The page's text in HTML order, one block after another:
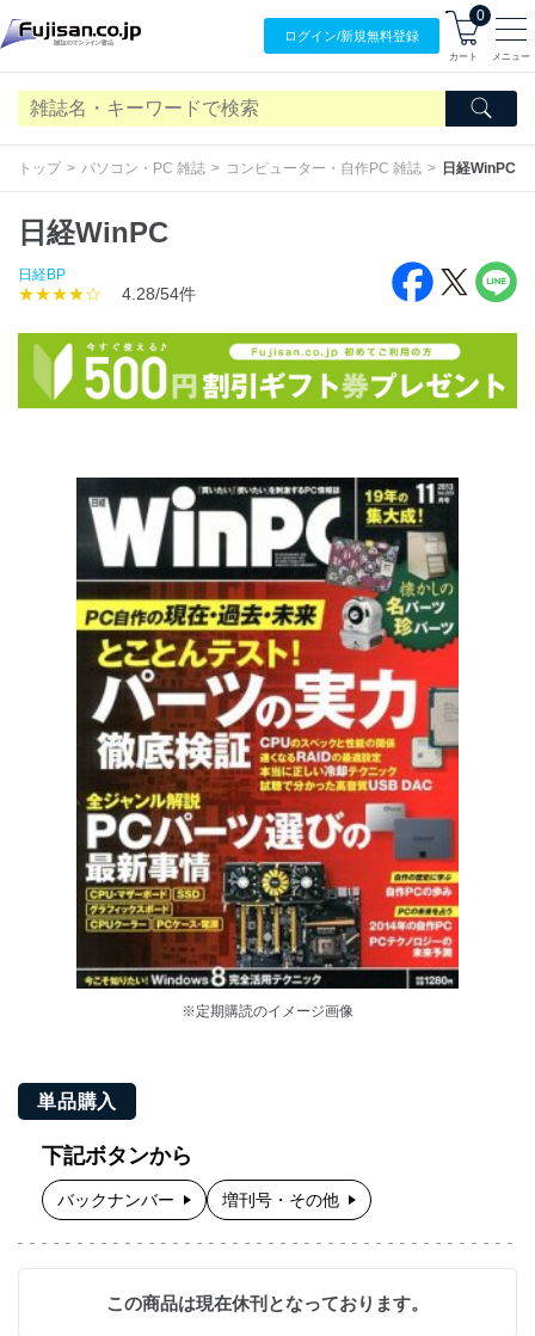
ログイン/新規無料登録
0
カート メニュー
トップ パソコン・PC 雑誌 コンピューター・自作PC 雑誌 日経WinPC
日経WinPC
日経BP
★★★★☆ 4.28/54件
※定期購読のイメージ画像
単品購入
下記ボタンから
バックナンバー 増刊号・その他
この商品は現在休刊となっております。